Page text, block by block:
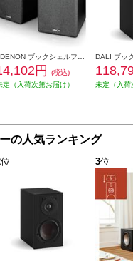
円
(税込)
定（入荷次第お届け）
未定（入荷
の人気ランキング
位 3位